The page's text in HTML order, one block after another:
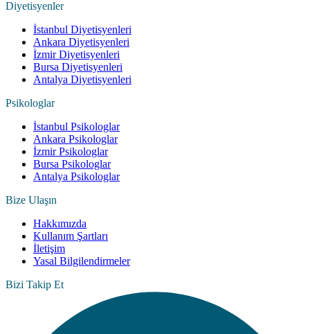
Diyetisyenler
İstanbul Diyetisyenleri
Ankara Diyetisyenleri
İzmir Diyetisyenleri
Bursa Diyetisyenleri
Antalya Diyetisyenleri
Psikologlar
İstanbul Psikologlar
Ankara Psikologlar
İzmir Psikologlar
Bursa Psikologlar
Antalya Psikologlar
Bize Ulaşın
Hakkımızda
Kullanım Şartları
İletişim
Yasal Bilgilendirmeler
Bizi Takip Et